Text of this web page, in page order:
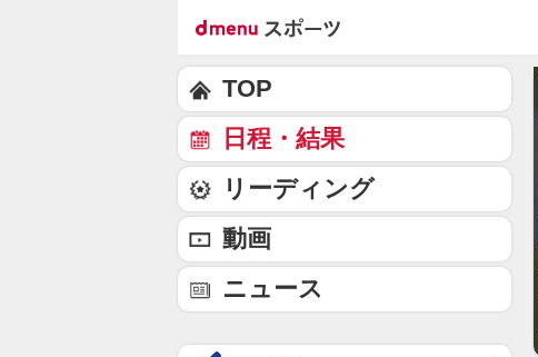
TOP
日程・結果
リーディング
動画
ニュース